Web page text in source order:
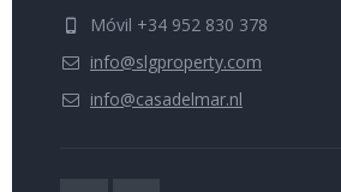
Móvil +34 952 830 378
info@slgproperty.com
info@casadelmar.nl